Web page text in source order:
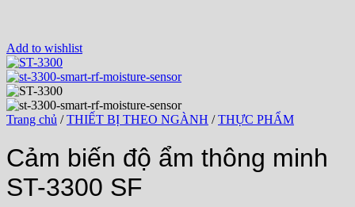
Add to wishlist
Trang chủ / THIẾT BỊ THEO NGÀNH / THỰC PHẨM
Cảm biến độ ẩm thông minh
ST-3300 SF